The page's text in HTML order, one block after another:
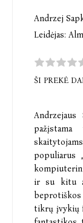
Andrzej
Leidėjas:
ŠI PREKĖ
Andrzejaus
populiarus
ir su kitu
beprotiškos
tikrų įvykių